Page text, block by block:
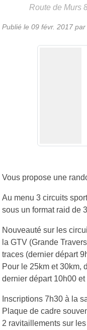
Route de Murs
Publié le 09 févr. 2017 par
Vous propose une
Au menu 3 circuits
sous un format raid de
Nouveauté sur les
la GTV (Grande
traces (dernier départ
Pour le 25km et 30km,
dernier départ 10h00
Inscriptions 7h30 à la
Plaque de cadre
2 ravitaillements sur